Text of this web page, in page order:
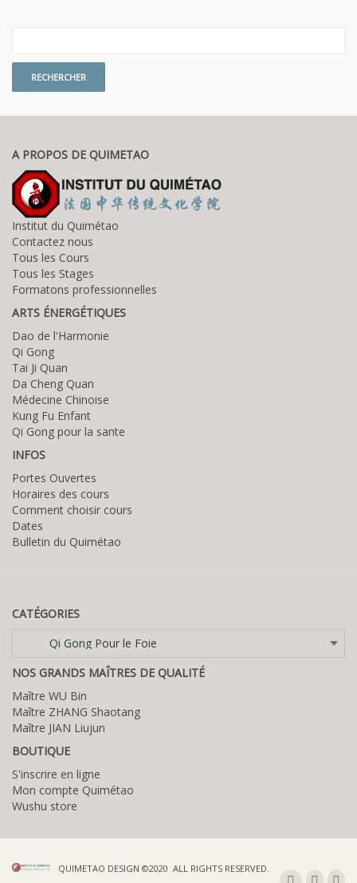
A PROPOS DE QUIMETAO
Institut du Quimétao
Contactez nous
Tous les Cours
Tous les Stages
Formatons professionnelles
ARTS ÉNERGÉTIQUES
Dao de l'Harmonie
Qi Gong
Tai Ji Quan
Da Cheng Quan
Médecine Chinoise
Kung Fu Enfant
Qi Gong pour la sante
INFOS
Portes Ouvertes
Horaires des cours
Comment choisir cours
Dates
Bulletin du Quimétao
CATÉGORIES
Catégories
NOS GRANDS MAÎTRES DE QUALITÉ
Maître WU Bin
Maître ZHANG Shaotang
Maître JIAN Liujun
BOUTIQUE
S'inscrire en ligne
Mon compte Quimétao
Wushu store
QUIMETAO DESIGN ©2020 ALL RIGHTS RESERVED.